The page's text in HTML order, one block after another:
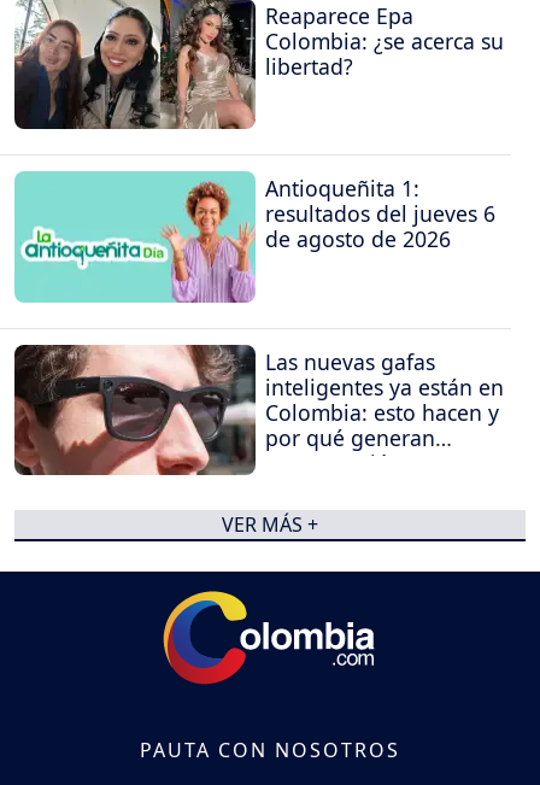
Reaparece Epa
Colombia: ¿se acerca su
libertad?
Antioqueñita 1:
resultados del jueves 6
de agosto de 2026
Las nuevas gafas
inteligentes ya están en
Colombia: esto hacen y
por qué generan
preocupación
VER MÁS +
PAUTA CON NOSOTROS